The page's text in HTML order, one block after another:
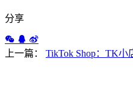
分享
上一篇： TikTok Shop：TK小